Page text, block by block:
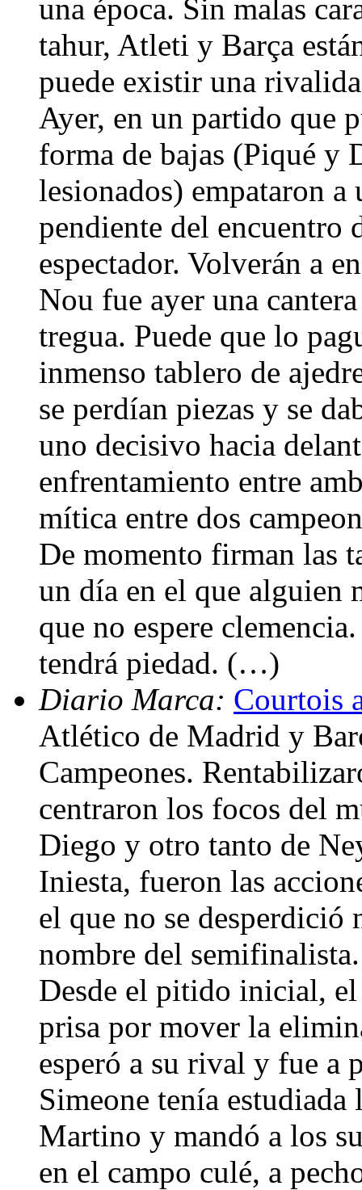
una época. Sin malas
tahur, Atleti y Barça
puede existir una
Ayer, en un partido que
forma de bajas (Piqué y
lesionados) empataron
pendiente del encuentro
espectador. Volverán a
Nou fue ayer una
tregua. Puede que lo
inmenso tablero de
se perdían piezas y se
uno decisivo hacia
enfrentamiento entre
mítica entre dos
De momento firman las
un día en el que alguien
que no espere
tendrá piedad. (…)
Diario Marca: Courtois
Atlético de Madrid y
Campeones.
centraron los focos del
Diego y otro tanto de
Iniesta, fueron las
el que no se desperdició
nombre del
Desde el pitido inicial,
prisa por mover la
esperó a su rival y fue a
Simeone tenía estudiada
Martino y mandó a los
en el campo culé, a